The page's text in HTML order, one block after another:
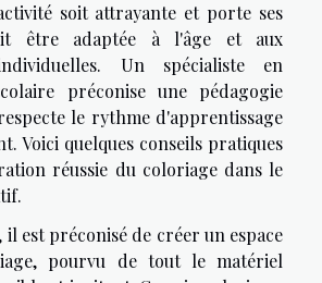
soit attrayante et porte ses
être adaptée à l'âge et aux
Un spécialiste en
préconise une pédagogie
le rythme d'apprentissage
Voici quelques conseils pratiques
réussie du coloriage dans le
est préconisé de créer un espace
pourvu de tout le matériel